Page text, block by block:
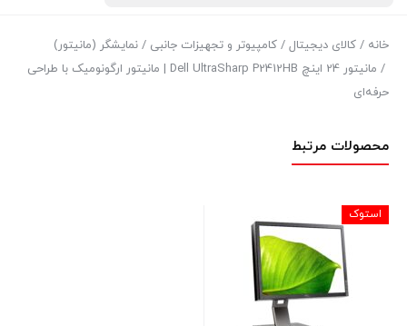
خانه / کالای دیجیتال / کامپیوتر و تجهیزات جانبی / نمایشگر (مانیتور)
/ مانیتور 24 اینچ Dell UltraSharp P2412HB | مانیتور ارگونومیک با طراحی
حرفه‌ای
محصولات مرتبط
استوک